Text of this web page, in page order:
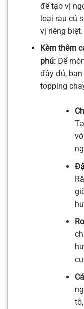
để tạo vị
loại rau củ
vị riêng biệt.
Kèm thêm
phú:Để
đầy đủ,
topping